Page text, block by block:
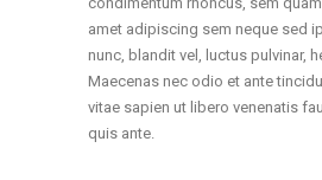
amet adipiscing sem neque sed
nunc, blandit vel, luctus pulvinar,
Maecenas nec odio et ante
vitae sapien ut libero venenatis
quis ante.